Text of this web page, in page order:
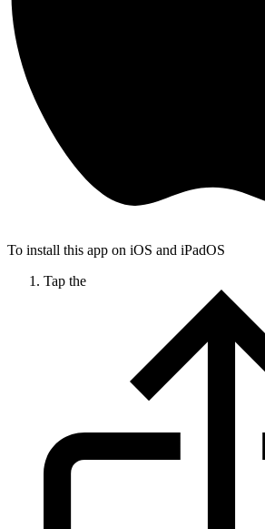
To install this app on iOS and iPadOS
Tap the